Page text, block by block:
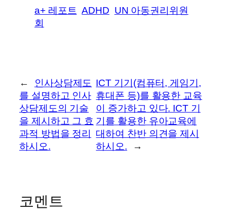
a+ 레포트 ADHD UN 아동권리위원
회
←
인사상담제도
를 설명하고 인사
상담제도의 기술
을 제시하고 그 효
과적 방법을 정리
하시오.
ICT 기기(컴퓨터, 게임기,
휴대폰 등)를 활용한 교육
이 증가하고 있다. ICT 기
기를 활용한 유아교육에
대하여 찬반 의견을 제시
하시오.
→
코멘트